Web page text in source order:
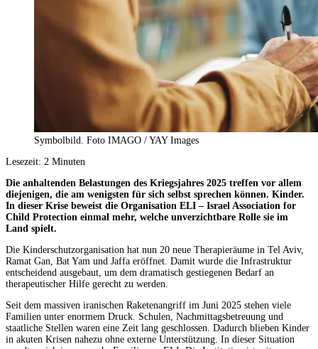
Symbolbild. Foto IMAGO / YAY Images
Lesezeit: 2 Minuten
Die anhaltenden Belastungen des Kriegsjahres 2025 treffen vor allem
diejenigen, die am wenigsten für sich selbst sprechen können. Kinder.
In dieser Krise beweist die Organisation ELI – Israel Association for
Child Protection einmal mehr, welche unverzichtbare Rolle sie im
Land spielt.
Die Kinderschutzorganisation hat nun 20 neue Therapieräume in Tel Aviv,
Ramat Gan, Bat Yam und Jaffa eröffnet. Damit wurde die Infrastruktur
entscheidend ausgebaut, um dem dramatisch gestiegenen Bedarf an
therapeutischer Hilfe gerecht zu werden.
Seit dem massiven iranischen Raketenangriff im Juni 2025 stehen viele
Familien unter enormem Druck. Schulen, Nachmittagsbetreuung und
staatliche Stellen waren eine Zeit lang geschlossen. Dadurch blieben Kinder
in akuten Krisen nahezu ohne externe Unterstützung. In dieser Situation